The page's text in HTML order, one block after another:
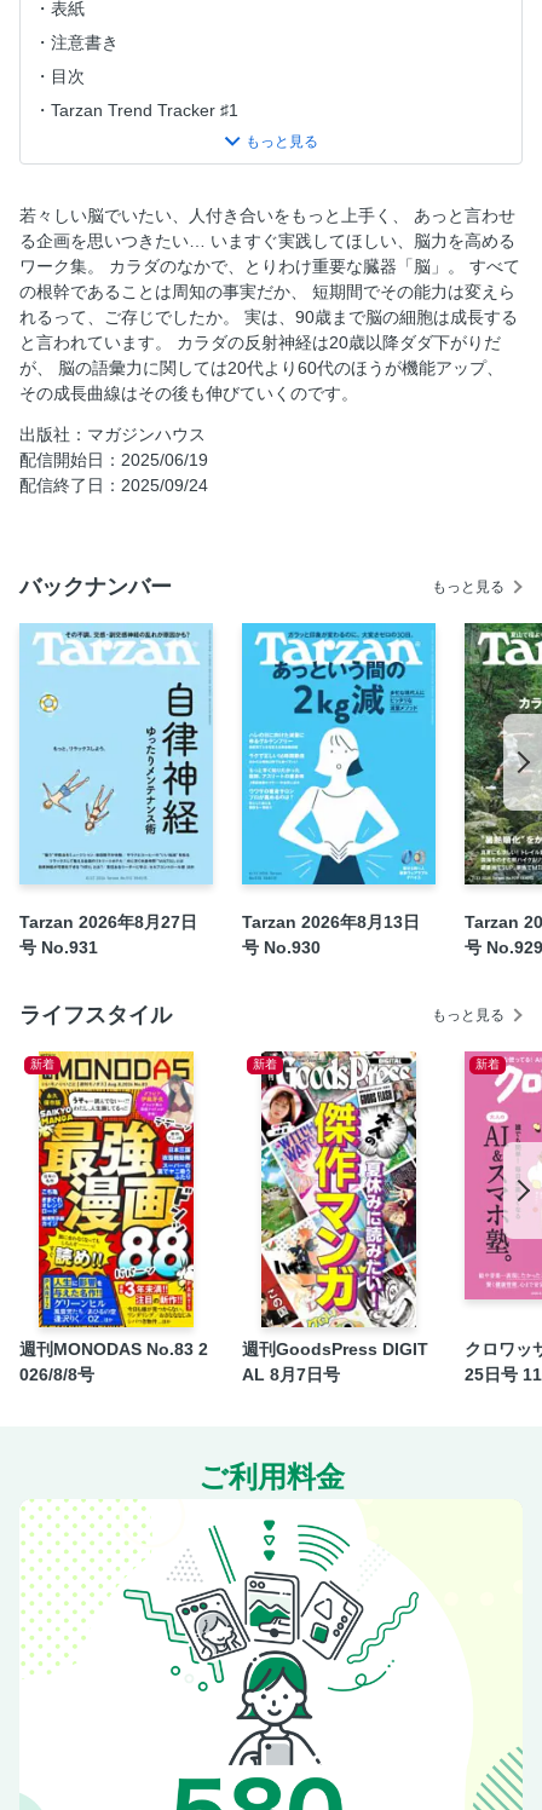
表紙
注意書き
目次
Tarzan Trend Tracker ♯1
Tarzan Trend Tracker ♯2
［スペシャル対談］ 漫画家 弘兼憲史×脳科学者 中野信子
進化を止めないビジネスマン 島耕作の脳を科学する。
若返る脳 バランス能力と好奇心を与えれば、脳は本当に90
歳まで成長する。
記憶脳 アロマ、外国語、一汁多菜で、脳の要、海馬の機能
を強化する！
コミュニケーション脳 一人喋り、挨拶、耳を傾ける。 ア
すぐやる＆続ける脳 やる気なんか当てにならない！ 即行
動＆継続にはコツがある。
ん湧いてくる。
自社広 1
［センター綴じ込み］ 脳科学的 英語力UP BOOK
全身ネットワークを活性化する注目の物質、BDNFの正体！
スマホ依存から脳を守る 10のキーワード
右脳左脳説のウソ・ホント。
MENSA超えの脳を味方に！？ 生成AIとの賢い付き合い
ボードゲームが今人気。 一人からでも“楽しく脳活”。
TEAM Tarzan
Here Comes Tarzan！ 村佐達也（水泳選手）
TARZAN TRAILS 陣馬山大快走トレイル。
ツレヅレハナコの 100文字カラダめし サバ缶冷や汁
自社広 2
JUNGLE GYM 最新のマインドフルネス！？ 自我を捨て
て物語に没入！……etc.
マッスルマップワールド 世界各国スポーツ自慢 コートジ
ボワール共和国
若々しい脳でいたい、人付き合いをもっと上手く、 あっと言わせ
る企画を思いつきたい… いますぐ実践してほしい、脳力を高める
ワーク集。 カラダのなかで、とりわけ重要な臓器「脳」。 すべて
の根幹であることは周知の事実だか、 短期間でその能力は変えら
れるって、ご存じでしたか。 実は、90歳まで脳の細胞は成長する
と言われています。 カラダの反射神経は20歳以降ダダ下がりだ
が、 脳の語彙力に関しては20代より60代のほうが機能アップ、
その成長曲線はその後も伸びていくのです。
出版社：マガジンハウス
配信開始日：2025/06/19
配信終了日：2025/09/24
バックナンバー もっと見る
Tarzan 2026年8月27日
号 No.931
Tarzan 2026年8月13日
号 No.930
Tarzan
号 No.929
ライフスタイル もっと見る
新着
週刊MONODAS No.83 2
026/8/8号
新着
週刊GoodsPress DIGIT
AL 8月7日号
新着
クロワッ
25日号
ご利用料金